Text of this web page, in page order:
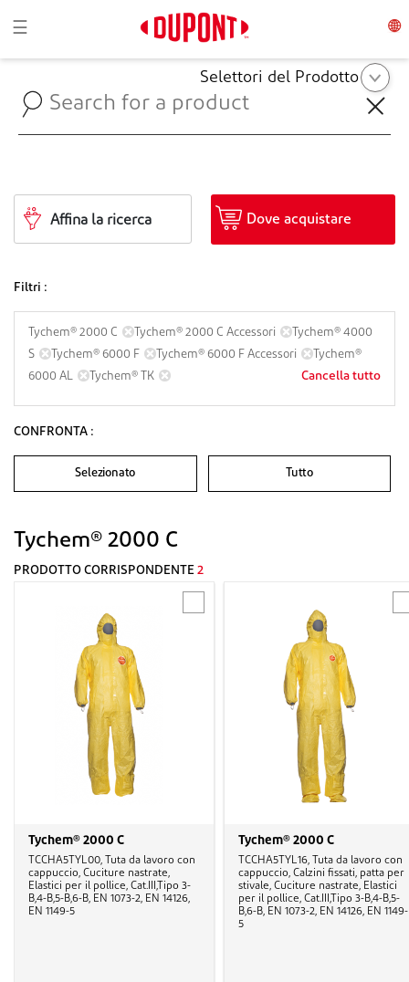
Toggle navigation
☰
Selettori del Prodotto
Affina la ricerca Dove acquistare
Filtri :
Tychem® 2000 C Tychem® 2000 C Accessori
Tychem® 4000
S
Tychem® 6000 F Tychem® 6000 F Accessori
Tychem®
6000 AL
Tychem® TK Cancella tutto
CONFRONTA :
Selezionato Tutto
Tychem® 2000 C
PRODOTTO CORRISPONDENTE 2
Tychem® 2000 C
TCCHA5TYL00, Tuta da lavoro con
cappuccio, Cuciture nastrate,
Elastici per il pollice, Cat.III,Tipo 3-
B,4-B,5-B,6-B, EN 1073-2, EN 14126,
EN 1149-5
Tychem® 2000 C
TCCHA5TYL16, Tuta da lavoro con
cappuccio, Calzini fissati, patta per
stivale, Cuciture nastrate, Elastici
per il pollice, Cat.III,Tipo 3-B,4-B,5-
B,6-B, EN 1073-2, EN 14126, EN 1149-
5